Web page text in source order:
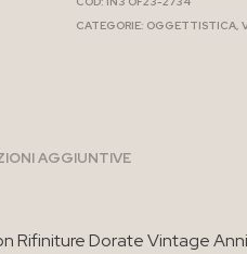
CATEGORIE: OGGETTISTICA,
AGGIUNTIVE
Rifiniture Dorate Vintage